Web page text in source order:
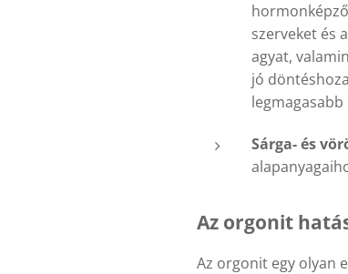
szerveket és
agyat,
jó
Sárga- és
Az orgonit
Az orgonit egy olyan